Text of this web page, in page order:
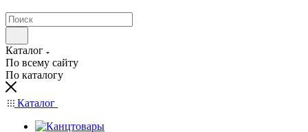
Каталог
По всему сайту
По каталогу
Каталог